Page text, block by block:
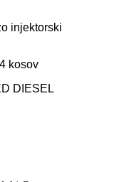
injektorski
kosov
DIESEL